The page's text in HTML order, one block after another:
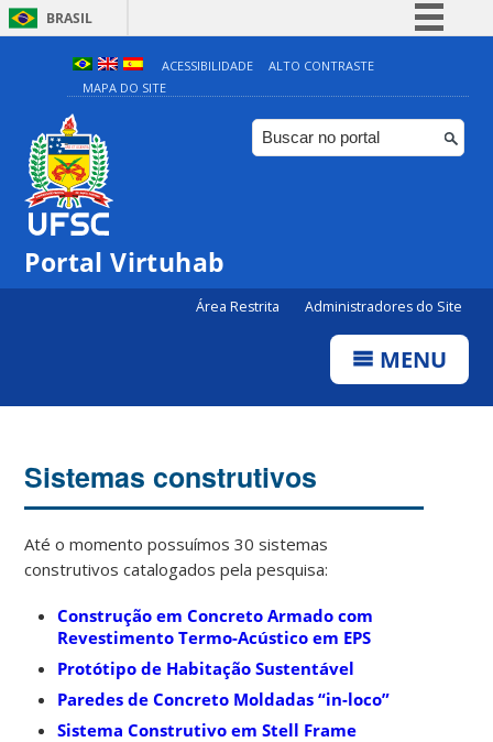
BRASIL
Simplifique!
Comunica BR
Participe
ACESSIBILIDADE
ALTO CONTRASTE
MAPA DO SITE
Portal Virtuhab
Área Restrita Administradores do Site
MENU
Sistemas construtivos
Até o momento possuímos 30 sistemas
construtivos catalogados pela pesquisa:
Construção em Concreto Armado com
Revestimento Termo-Acústico em EPS
Protótipo de Habitação Sustentável
Paredes de Concreto Moldadas “in-loco”
Sistema Construtivo em Stell Frame